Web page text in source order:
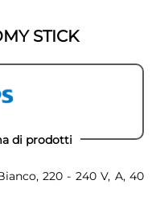
STICK
di prodotti
220 - 240 V, A, 40